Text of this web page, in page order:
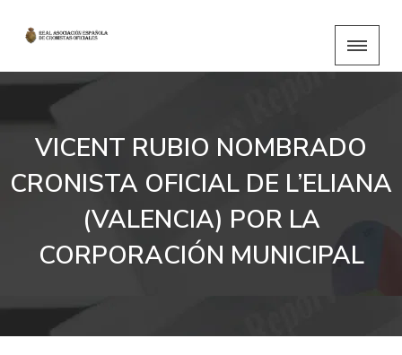
VICENT RUBIO NOMBRADO
CRONISTA OFICIAL DE L’ELIANA
(VALENCIA) POR LA
CORPORACIÓN MUNICIPAL